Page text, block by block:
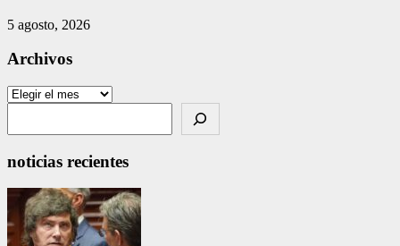
5 agosto, 2026
Archivos
Archivos
noticias recientes